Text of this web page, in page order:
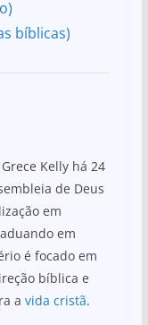
bíblicas)
Kelly há 24
de Deus
em
em
é focado em
bíblica e
a vida cristã.